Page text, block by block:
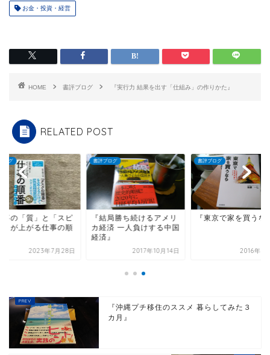
お金・投資・経営
HOME 書評ブログ 『実行力 結果を出す「仕組み」の作りかた』
RELATED POST
ログ
事の「質」と「スピ
」が上がる仕事の順
2023年7月28日
書評ブログ
『結局勝ち続けるアメリ
カ経済 一人負けする中国
経済』
2017年10月14日
書評ブログ
『東京で家を買うな
2016年7
『沖縄プチ移住のススメ 暮らしてみた３
カ月』